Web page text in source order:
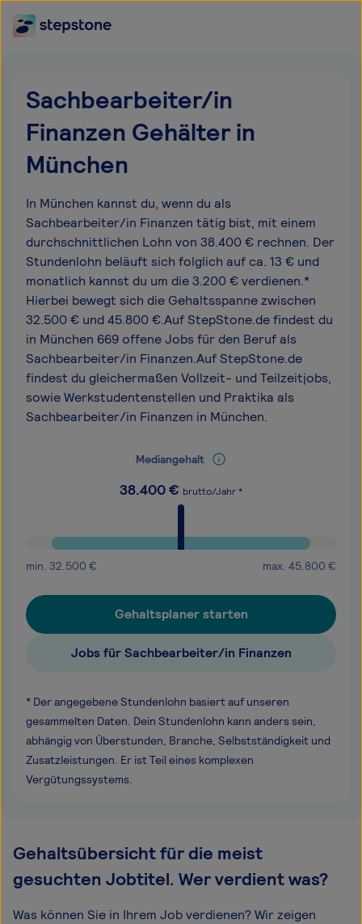
Sachbearbeiter/in
Finanzen Gehälter in
München
In München kannst du, wenn du als
Sachbearbeiter/in Finanzen tätig bist, mit einem
durchschnittlichen Lohn von 38.400 € rechnen. Der
Stundenlohn beläuft sich folglich auf ca. 13 € und
monatlich kannst du um die 3.200 € verdienen.*
Hierbei bewegt sich die Gehaltsspanne zwischen
32.500 € und 45.800 €.Auf StepStone.de findest du
in München 669 offene Jobs für den Beruf als
Sachbearbeiter/in Finanzen.Auf StepStone.de
findest du gleichermaßen Vollzeit- und Teilzeitjobs,
sowie Werkstudentenstellen und Praktika als
Sachbearbeiter/in Finanzen in München.
Mediangehalt
38.400€ brutto/Jahr *
min. 32.500 € max. 45.800 €
Gehaltsplaner starten
Jobs für Sachbearbeiter/in Finanzen
* Der angegebene Stundenlohn basiert auf unseren
gesammelten Daten. Dein Stundenlohn kann anders sein,
abhängig von Überstunden, Branche, Selbstständigkeit und
Zusatzleistungen. Er ist Teil eines komplexen
Vergütungssystems.
Gehaltsübersicht für die meist
gesuchten Jobtitel. Wer verdient was?
Was können Sie in Ihrem Job verdienen? Wir zeigen